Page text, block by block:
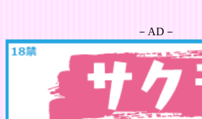
－AD－